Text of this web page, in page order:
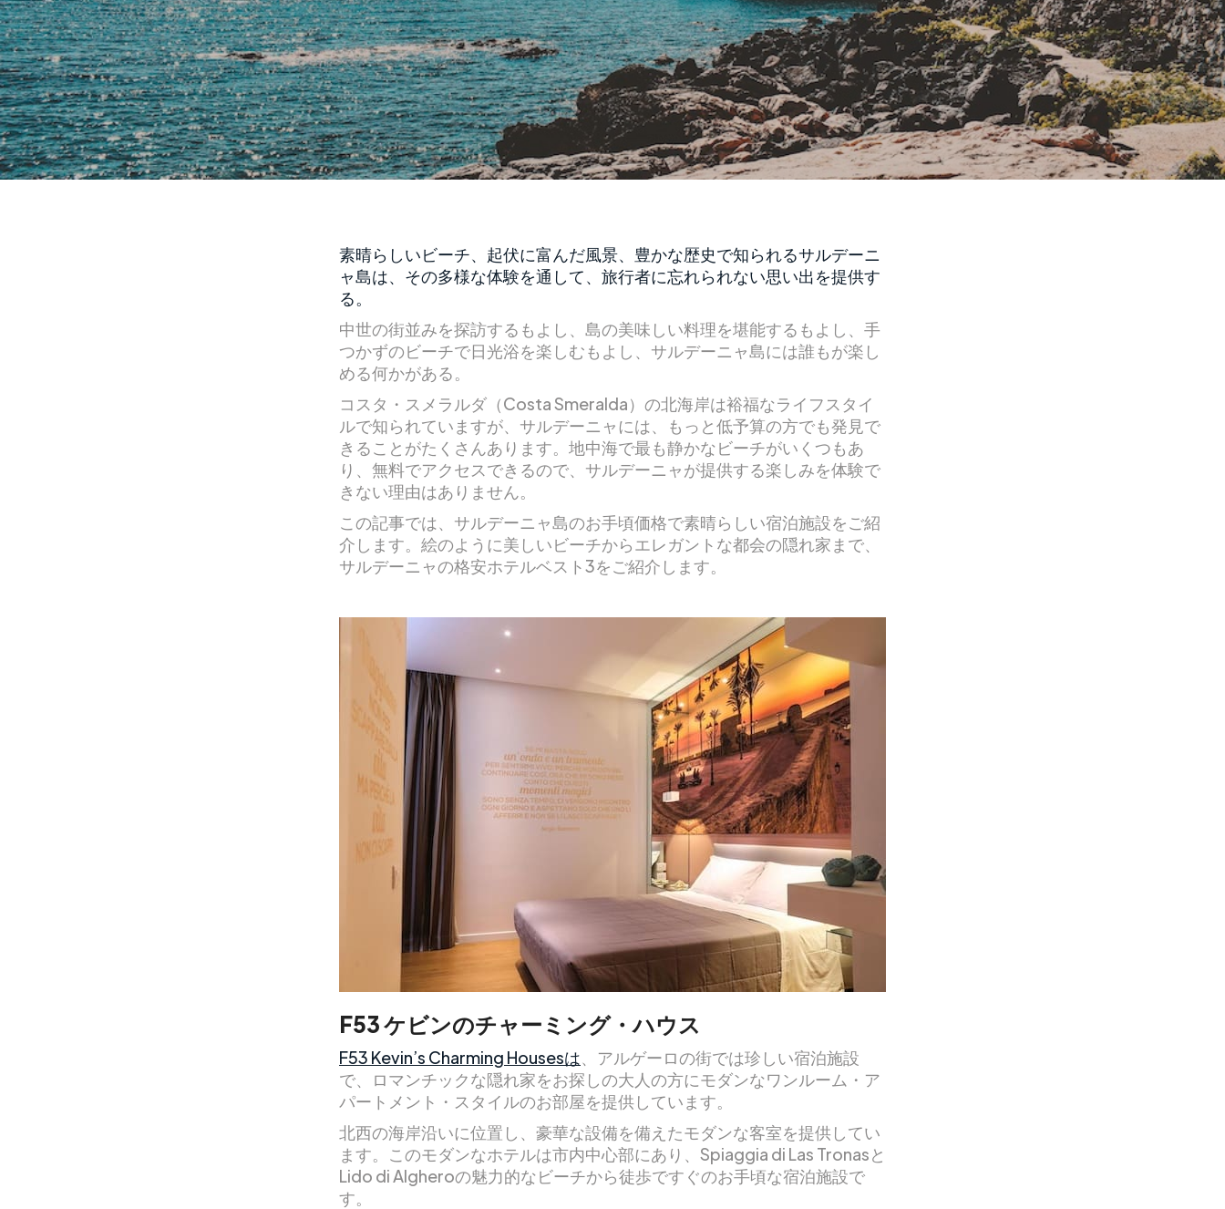
素晴らしいビーチ、起伏に富んだ風景、豊かな歴史で知られるサルデーニ
ャ島は、その多様な体験を通して、旅行者に忘れられない思い出を提供す
る。
中世の街並みを探訪するもよし、島の美味しい料理を堪能するもよし、手
つかずのビーチで日光浴を楽しむもよし、サルデーニャ島には誰もが楽し
める何かがある。
コスタ・スメラルダ（Costa Smeralda）の北海岸は裕福なライフスタイ
ルで知られていますが、サルデーニャには、もっと低予算の方でも発見で
きることがたくさんあります。地中海で最も静かなビーチがいくつもあ
り、無料でアクセスできるので、サルデーニャが提供する楽しみを体験で
きない理由はありません。
この記事では、サルデーニャ島のお手頃価格で素晴らしい宿泊施設をご紹
介します。絵のように美しいビーチからエレガントな都会の隠れ家まで、
サルデーニャの格安ホテルベスト3をご紹介します。
F53 ケビンのチャーミング・ハウス
F53 Kevin’s Charming Housesは、アルゲーロの街では珍しい宿泊施設
で、ロマンチックな隠れ家をお探しの大人の方にモダンなワンルーム・ア
パートメント・スタイルのお部屋を提供しています。
北西の海岸沿いに位置し、豪華な設備を備えたモダンな客室を提供してい
ます。このモダンなホテルは市内中心部にあり、Spiaggia di Las Tronasと
Lido di Algheroの魅力的なビーチから徒歩ですぐのお手頃な宿泊施設で
す。